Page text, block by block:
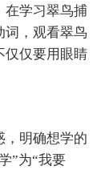
在学习翠鸟捕
词，观看翠鸟
仅仅要用眼睛
，明确想学的
”为“我要